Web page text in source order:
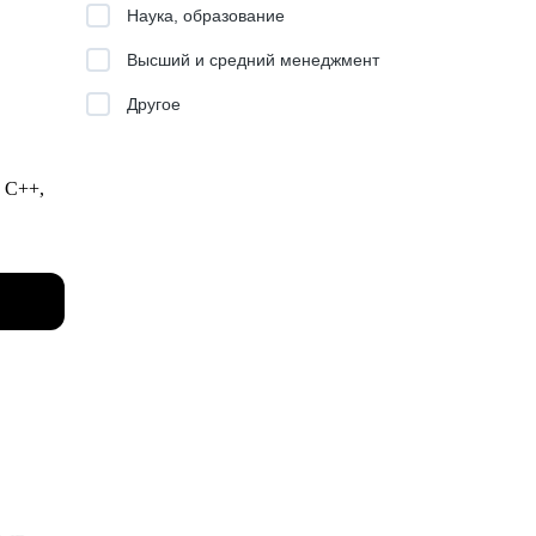
C++,
Наука, образование
Высший и средний менеджмент
Другое